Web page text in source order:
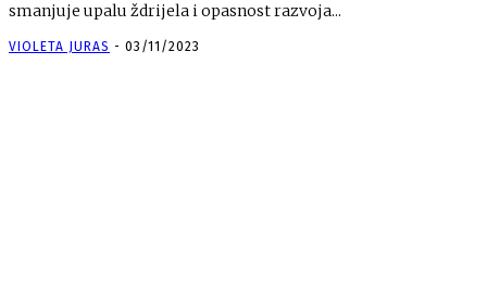
smanjuje upalu ždrijela i opasnost razvoja...
VIOLETA JURAS - 03/11/2023